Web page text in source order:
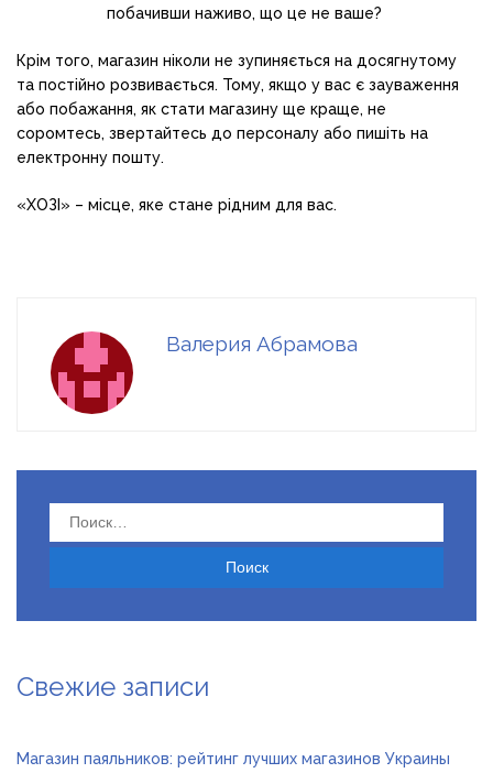
побачивши наживо, що це не ваше?
Крім того, магазин ніколи не зупиняється на досягнутому
та постійно розвивається. Тому, якщо у вас є зауваження
або побажання, як стати магазину ще краще, не
соромтесь, звертайтесь до персоналу або пишіть на
електронну пошту.
«ХОЗІ» – місце, яке стане рідним для вас.
Валерия Абрамова
Найти:
Свежие записи
Магазин паяльников: рейтинг лучших магазинов Украины